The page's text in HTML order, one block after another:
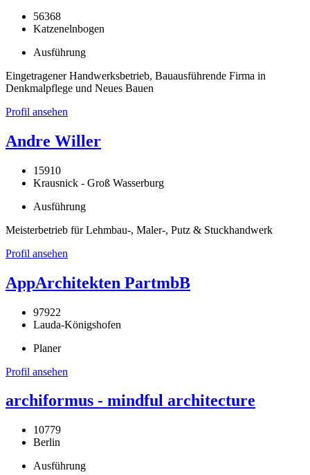
56368
Katzenelnbogen
Ausführung
Eingetragener Handwerksbetrieb, Bauausführende Firma in
Denkmalpflege und Neues Bauen
Profil ansehen
Andre Willer
15910
Krausnick - Groß Wasserburg
Ausführung
Meisterbetrieb für Lehmbau-, Maler-, Putz & Stuckhandwerk
Profil ansehen
AppArchitekten PartmbB
97922
Lauda-Königshofen
Planer
Profil ansehen
archiformus - mindful architecture
10779
Berlin
Ausführung